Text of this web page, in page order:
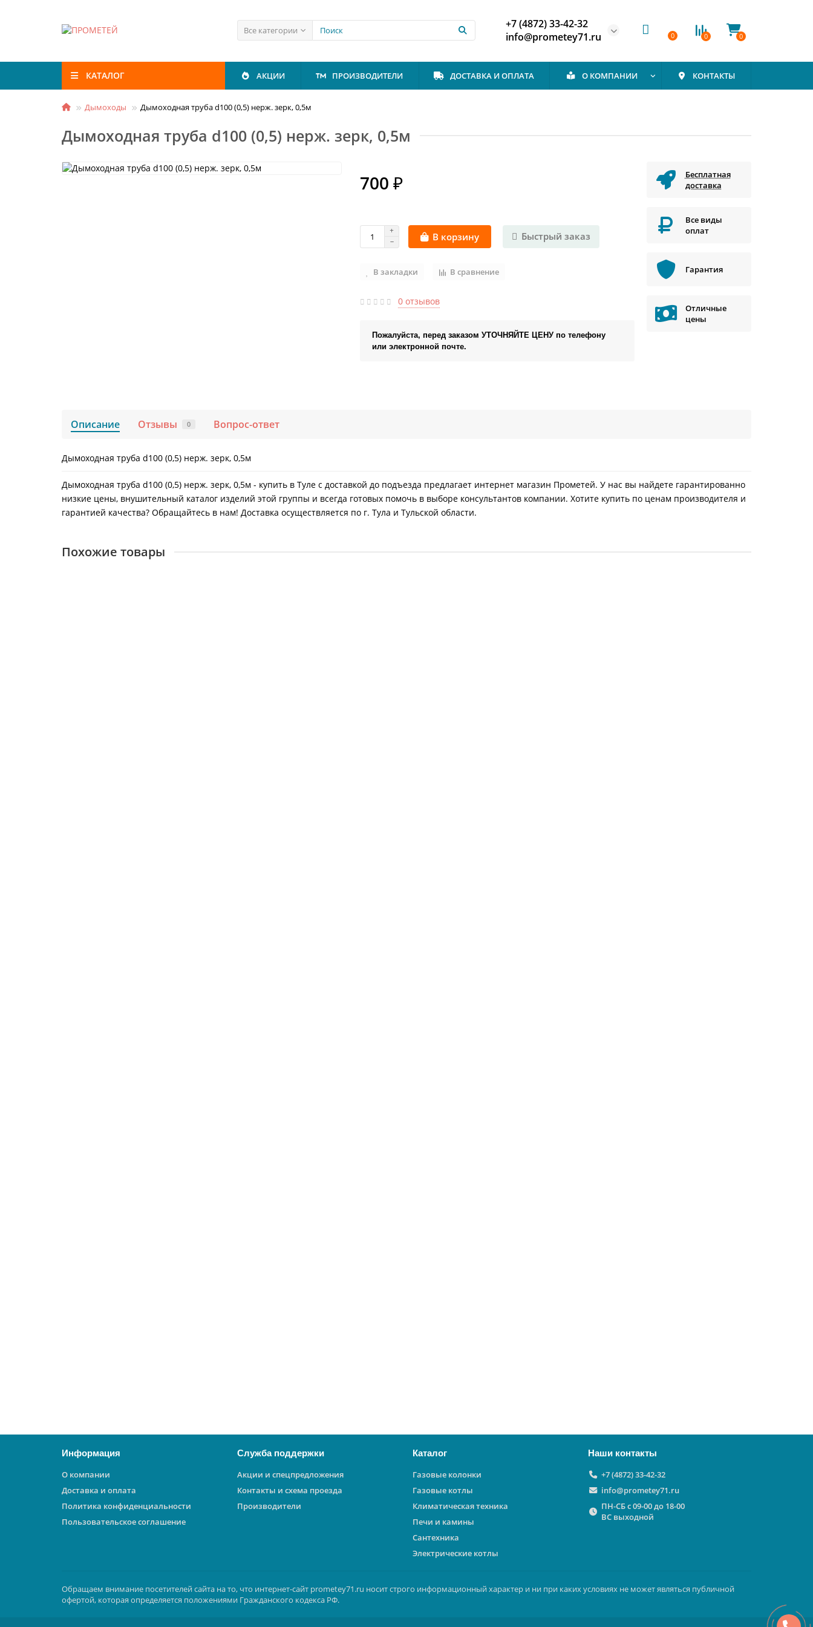
Все категории
+7 (4872) 33-42-32
info@prometey71.ru
0 0 0
КАТАЛОГ АКЦИИ ПРОИЗВОДИТЕЛИ ДОСТАВКА И ОПЛАТА О КОМПАНИИ КОНТАКТЫ
Дымоходы Дымоходная труба d100 (0,5) нерж. зерк, 0,5м
Дымоходная труба d100 (0,5) нерж. зерк, 0,5м
700 ₽
В корзину Быстрый заказ
В закладки В сравнение
0 отзывов
Пожалуйста, перед заказом УТОЧНЯЙТЕ ЦЕНУ по телефону
или электронной почте.
Бесплатная
доставка
Все виды
оплат
Гарантия
Отличные
цены
Описание Отзывы 0 Вопрос-ответ
Дымоходная труба d100 (0,5) нерж. зерк, 0,5м
Дымоходная труба d100 (0,5) нерж. зерк, 0,5м - купить в Туле с доставкой до подъезда предлагает интернет магазин Прометей. У нас вы найдете гарантированно
низкие цены, внушительный каталог изделий этой группы и всегда готовых помочь в выборе консультантов компании. Хотите купить по ценам производителя и
гарантией качества? Обращайтесь в нам! Доставка осуществляется по г. Тула и Тульской области.
Похожие товары
Информация
О компании
Доставка и оплата
Политика конфиденциальности
Пользовательское соглашение
Служба поддержки
Акции и спецпредложения
Контакты и схема проезда
Производители
Каталог
Газовые колонки
Газовые котлы
Климатическая техника
Печи и камины
Сантехника
Электрические котлы
Наши контакты
+7 (4872) 33-42-32
info@prometey71.ru
ПН-СБ с 09-00 до 18-00
ВС выходной
Обращаем внимание посетителей сайта на то, что интернет-сайт prometey71.ru носит строго информационный характер и ни при каких условиях не может являться публичной
офертой, которая определяется положениями Гражданского кодекса РФ.